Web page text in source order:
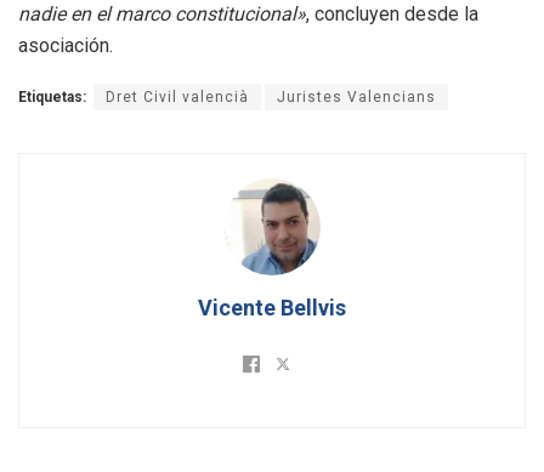
nadie en el marco constitucional», concluyen desde la
asociación.
Etiquetas: Dret Civil valencià Juristes Valencians
Vicente Bellvis